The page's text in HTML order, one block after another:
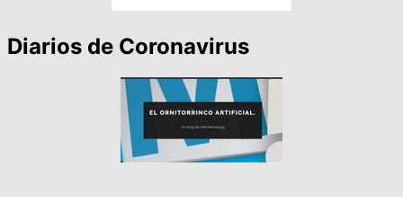
Diarios de Coronavirus